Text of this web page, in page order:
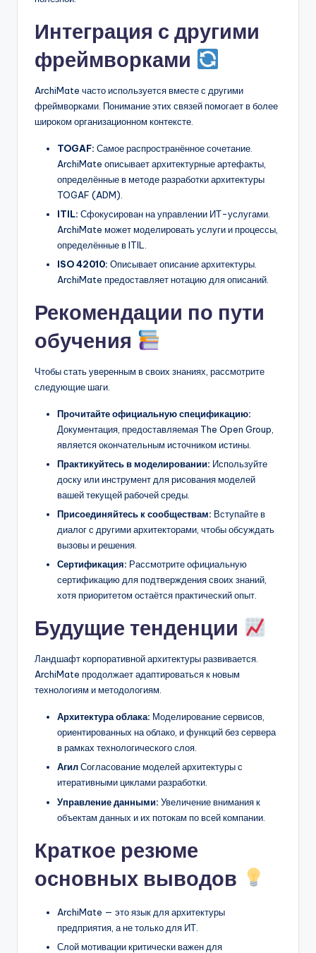
Интеграция с другими
фреймворками
ArchiMate часто используется вместе с другими
фреймворками. Понимание этих связей помогает в более
широком организационном контексте.
TOGAF: Самое распространённое сочетание.
ArchiMate описывает архитектурные артефакты,
определённые в методе разработки архитектуры
TOGAF (ADM).
ITIL: Сфокусирован на управлении ИТ-услугами.
ArchiMate может моделировать услуги и процессы,
определённые в ITIL.
ISO 42010: Описывает описание архитектуры.
ArchiMate предоставляет нотацию для описаний.
Рекомендации по пути
обучения
Чтобы стать уверенным в своих знаниях, рассмотрите
следующие шаги.
Прочитайте официальную спецификацию:
Документация, предоставляемая The Open Group,
является окончательным источником истины.
Практикуйтесь в моделировании: Используйте
доску или инструмент для рисования моделей
вашей текущей рабочей среды.
Присоединяйтесь к сообществам: Вступайте в
диалог с другими архитекторами, чтобы обсуждать
вызовы и решения.
Сертификация: Рассмотрите официальную
сертификацию для подтверждения своих знаний,
хотя приоритетом остаётся практический опыт.
Будущие тенденции
Ландшафт корпоративной архитектуры развивается.
ArchiMate продолжает адаптироваться к новым
технологиям и методологиям.
Архитектура облака: Моделирование сервисов,
ориентированных на облако, и функций без сервера
в рамках технологического слоя.
АгилСогласование моделей архитектуры с
итеративными циклами разработки.
Управление данными: Увеличение внимания к
объектам данных и их потокам по всей компании.
Краткое резюме
основных выводов
ArchiMate — это язык для архитектуры
предприятия, а не только для ИТ.
Слой мотивации критически важен для